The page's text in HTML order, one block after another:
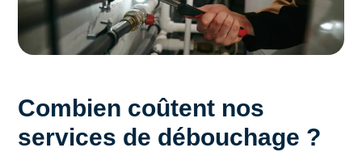
Combien coûtent nos
services de débouchage ?